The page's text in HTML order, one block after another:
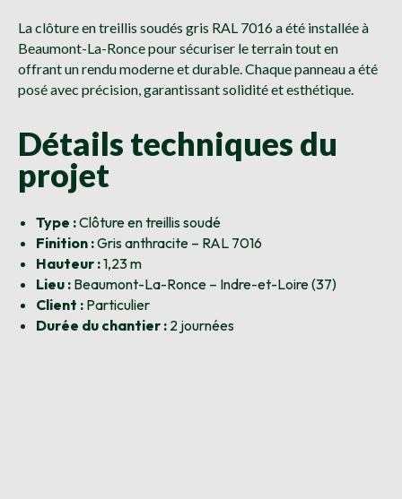
La clôture en treillis soudés gris RAL 7016 a été installée à
Beaumont-La-Ronce pour sécuriser le terrain tout en
offrant un rendu moderne et durable. Chaque panneau a été
posé avec précision, garantissant solidité et esthétique.
Détails techniques du
projet
Type :Clôture en treillis soudé
Finition :Gris anthracite – RAL 7016
Hauteur :1,23 m
Lieu : Beaumont-La-Ronce – Indre-et-Loire (37)
Client : Particulier
Durée du chantier : 2 journées